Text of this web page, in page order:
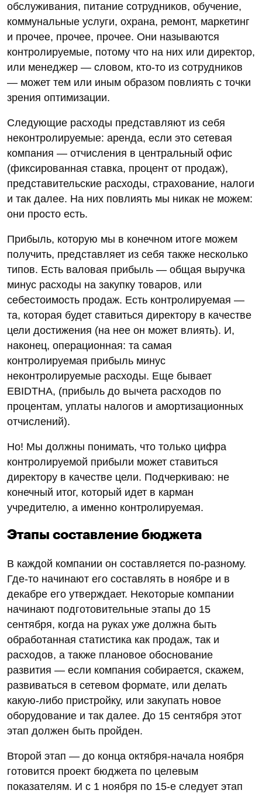
обслуживания, питание сотрудников, обучение,
коммунальные услуги, охрана, ремонт, маркетинг
и прочее, прочее, прочее. Они называются
контролируемые, потому что на них или директор,
или менеджер — словом, кто-то из сотрудников
— может тем или иным образом повлиять с точки
зрения оптимизации.
Следующие расходы представляют из себя
неконтролируемые: аренда, если это сетевая
компания — отчисления в центральный офис
(фиксированная ставка, процент от продаж),
представительские расходы, страхование, налоги
и так далее. На них повлиять мы никак не можем:
они просто есть.
Прибыль, которую мы в конечном итоге можем
получить, представляет из себя также несколько
типов. Есть валовая прибыль — общая выручка
минус расходы на закупку товаров, или
себестоимость продаж. Есть контролируемая —
та, которая будет ставиться директору в качестве
цели достижения (на нее он может влиять). И,
наконец, операционная: та самая
контролируемая прибыль минус
неконтролируемые расходы. Еще бывает
EBIDTHA, (прибыль до вычета расходов по
процентам, уплаты налогов и амортизационных
отчислений).
Но! Мы должны понимать, что только цифра
контролируемой прибыли может ставиться
директору в качестве цели. Подчеркиваю: не
конечный итог, который идет в карман
учредителю, а именно контролируемая.
Этапы составление бюджета
В каждой компании он составляется по-разному.
Где-то начинают его составлять в ноябре и в
декабре его утверждает. Некоторые компании
начинают подготовительные этапы до 15
сентября, когда на руках уже должна быть
обработанная статистика как продаж, так и
расходов, а также плановое обоснование
развития — если компания собирается, скажем,
развиваться в сетевом формате, или делать
какую-либо пристройку, или закупать новое
оборудование и так далее. До 15 сентября этот
этап должен быть пройден.
Второй этап — до конца октября-начала ноября
готовится проект бюджета по целевым
показателям. И с 1 ноября по 15-е следует этап